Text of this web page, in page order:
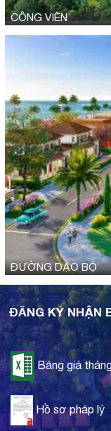
CÔNG VIÊN
ĐƯỜNG DẠO BỘ
ĐĂNG KÝ NHẬN
Bảng giá
Hồ sơ pháp lý